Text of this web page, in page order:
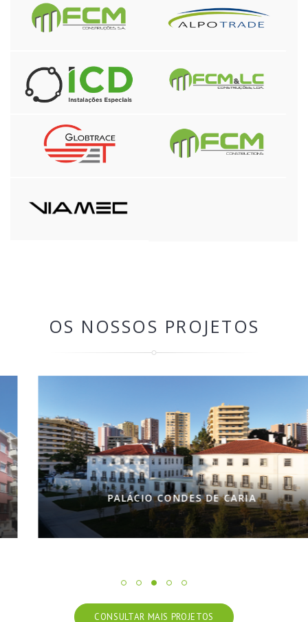
OS NOSSOS PROJETOS
PALÁCIO CONDES DE CARIA
CONSULTAR MAIS PROJETOS